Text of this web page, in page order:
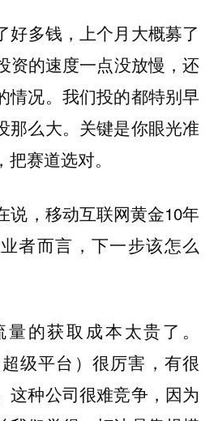
好多钱，上个月大概募了
资的速度一点没放慢，还
情况。我们投的都特别早
那么大。关键是你眼光准
赛道选对。
说，移动互联网黄金10年
者而言，下一步该怎么
量的获取成本太贵了。
级平台）很厉害，有很
这种公司很难竞争，因为